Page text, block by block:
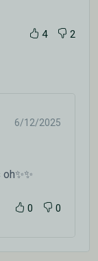
4 2
6/12/2025
0 0